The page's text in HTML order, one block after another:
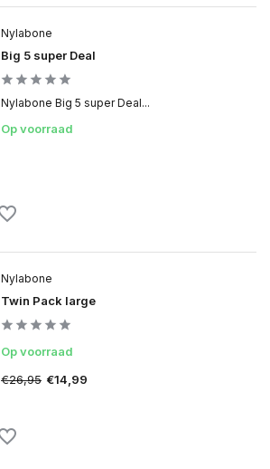
Nylabone
Twin Pack large
Op voorraad
€26,95 €14,99
Nylabone
Big 5 super Deal
Nylabone Big 5 super Deal...
Op voorraad